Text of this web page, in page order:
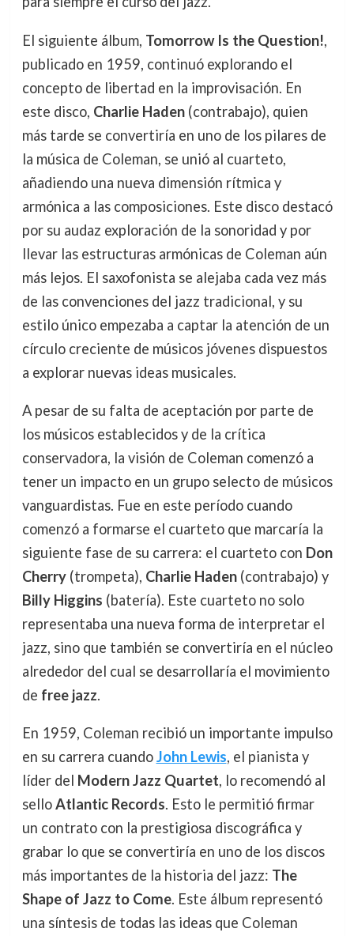
El siguiente álbum, Tomorrow Is the Question!,
publicado en 1959, continuó explorando el
concepto de libertad en la improvisación. En
este disco, Charlie Haden(contrabajo), quien
más tarde se convertiría en uno de los pilares de
la música de Coleman, se unió al cuarteto,
añadiendo una nueva dimensión rítmica y
armónica a las composiciones. Este disco destacó
por su audaz exploración de la sonoridad y por
llevar las estructuras armónicas de Coleman aún
más lejos. El saxofonista se alejaba cada vez más
de las convenciones del jazz tradicional, y su
estilo único empezaba a captar la atención de un
círculo creciente de músicos jóvenes dispuestos
a explorar nuevas ideas musicales.
A pesar de su falta de aceptación por parte de
los músicos establecidos y de la crítica
conservadora, la visión de Coleman comenzó a
tener un impacto en un grupo selecto de músicos
vanguardistas. Fue en este período cuando
comenzó a formarse el cuarteto que marcaría la
siguiente fase de su carrera: el cuarteto con Don
Cherry(trompeta), Charlie Haden(contrabajo) y
Billy Higgins (batería). Este cuarteto no solo
representaba una nueva forma de interpretar el
jazz, sino que también se convertiría en el núcleo
alrededor del cual se desarrollaría el movimiento
de free jazz.
En 1959, Coleman recibió un importante impulso
en su carrera cuandoJohn Lewis, el pianista y
líder del Modern Jazz Quartet, lo recomendó al
selloAtlantic Records. Esto le permitió firmar
un contrato con la prestigiosa discográfica y
grabar lo que se convertiría en uno de los discos
más importantes de la historia del jazz: The
Shape of Jazz to Come. Este álbum representó
una síntesis de todas las ideas que Coleman